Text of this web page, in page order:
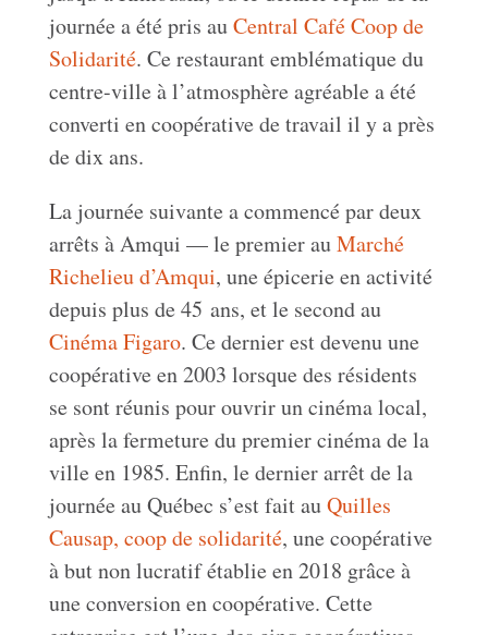
journée a été pris auCentral Café Coop de
Solidarité. Ce restaurant emblématique du
centre-ville à l’atmosphère agréable a été
converti en coopérative de travail il y a près
de dix ans.
La journée suivante a commencé par deux
arrêts à Amqui — le premier auMarché
Richelieu d’Amqui, une épicerie en activité
depuis plus de 45 ans, et le second au
Cinéma Figaro. Ce dernier est devenu une
coopérative en 2003 lorsque des résidents
se sont réunis pour ouvrir un cinéma local,
après la fermeture du premier cinéma de la
ville en 1985. Enfin, le dernier arrêt de la
journée au Québec s’est fait auQuilles
Causap, coop de solidarité, une coopérative
à but non lucratif établie en 2018 grâce à
une conversion en coopérative. Cette